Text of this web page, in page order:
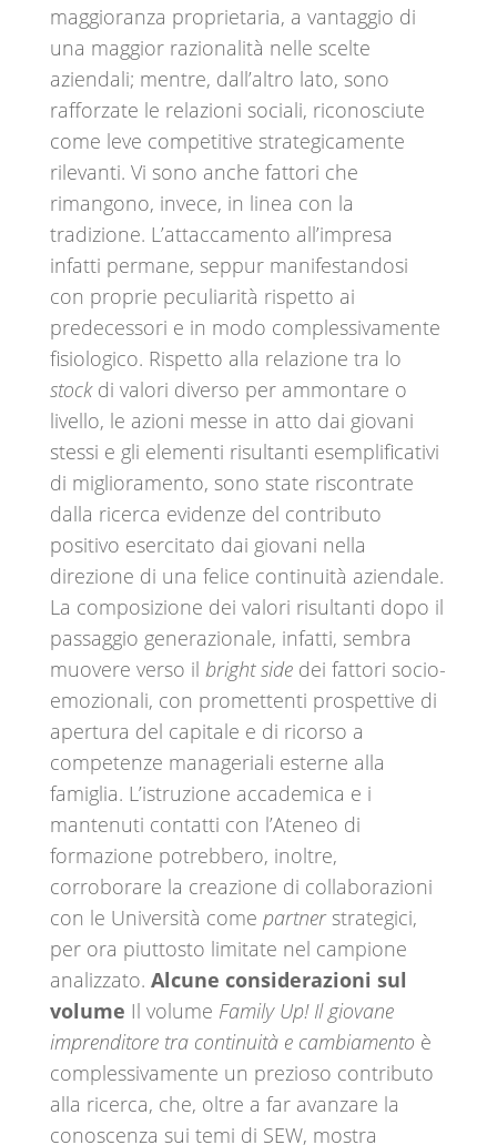
maggioranza proprietaria, a vantaggio di
una maggior razionalità nelle scelte
aziendali; mentre, dall’altro lato, sono
rafforzate le relazioni sociali, riconosciute
come leve competitive strategicamente
rilevanti. Vi sono anche fattori che
rimangono, invece, in linea con la
tradizione. L’attaccamento all’impresa
infatti permane, seppur manifestandosi
con proprie peculiarità rispetto ai
predecessori e in modo complessivamente
fisiologico. Rispetto alla relazione tra lo
stockdi valori diverso per ammontare o
livello, le azioni messe in atto dai giovani
stessi e gli elementi risultanti esemplificativi
di miglioramento, sono state riscontrate
dalla ricerca evidenze del contributo
positivo esercitato dai giovani nella
direzione di una felice continuità aziendale.
La composizione dei valori risultanti dopo il
passaggio generazionale, infatti, sembra
muovere verso il bright sidedei fattori socio-
emozionali, con promettenti prospettive di
apertura del capitale e di ricorso a
competenze manageriali esterne alla
famiglia. L’istruzione accademica e i
mantenuti contatti con l’Ateneo di
formazione potrebbero, inoltre,
corroborare la creazione di collaborazioni
con le Università come partnerstrategici,
per ora piuttosto limitate nel campione
analizzato. Alcune considerazioni sul
volume Il volume Family Up! Il giovane
imprenditore tra continuità e cambiamento è
complessivamente un prezioso contributo
alla ricerca, che, oltre a far avanzare la
conoscenza sui temi di SEW, mostra